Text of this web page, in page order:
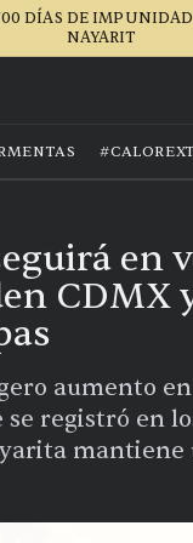
DÍAS DE
NAYARIT
en
CDMX
aumento en
se registró en
mantiene